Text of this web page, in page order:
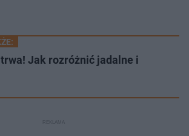
Jak rozróżnić jadalne i